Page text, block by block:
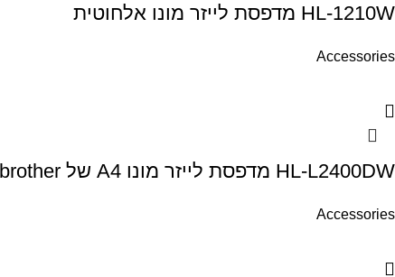
HL-1210W מדפסת לייזר מונו אלחוטית
Accessories
HL-L2400DW מדפסת לייזר מונו A4 של brother
Accessories